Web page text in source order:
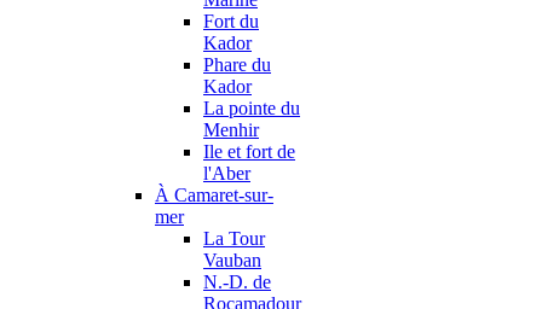
Fort du
Kador
Phare du
Kador
La pointe du
Menhir
Ile et fort de
l'Aber
À Camaret-sur-
mer
La Tour
Vauban
N.-D. de
Rocamadour